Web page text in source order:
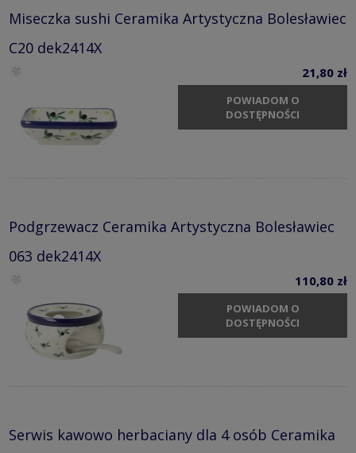
Miseczka sushi Ceramika Artystyczna Bolesławiec
C20 dek2414X
21,80 zł
POWIADOM O
DOSTĘPNOŚCI
Podgrzewacz Ceramika Artystyczna Bolesławiec
063 dek2414X
110,80 zł
POWIADOM O
DOSTĘPNOŚCI
Serwis kawowo herbaciany dla 4 osób Ceramika